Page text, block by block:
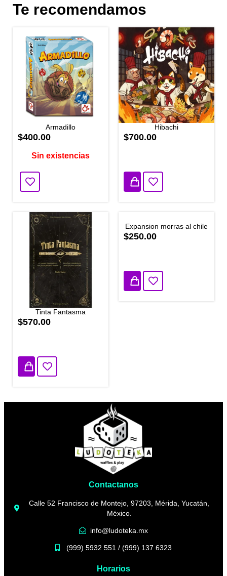
Te recomendamos
Armadillo
$400.00
Sin existencias
Hibachi
$700.00
Tinta Fantasma
$570.00
Expansion morras al chile
$250.00
Contactanos
Calle 52 Francisco de Montejo, 97203, Mérida, Yucatán,
México.
info@ludoteka.mx
(999) 5932 551 / (999) 137 6323
Horarios